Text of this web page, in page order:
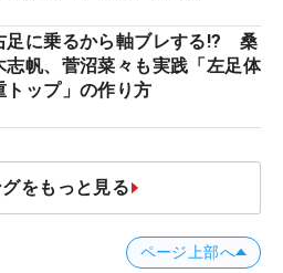
足に乗るから軸ブレする!? 桑
志帆、菅沼菜々も実践「左足体
トップ」の作り方
をもっと見る
ページ上部へ